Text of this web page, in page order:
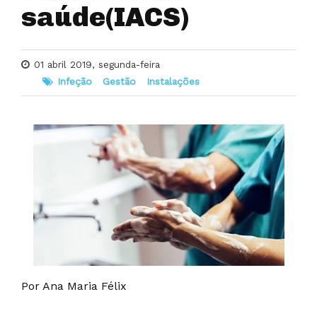
saúde(IACS)
01 abril 2019, segunda-feira
Infeção
Gestão Instalações
Por Ana Maria Félix